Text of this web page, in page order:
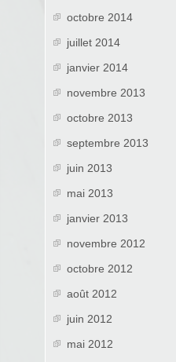
octobre 2014
juillet 2014
janvier 2014
novembre 2013
octobre 2013
septembre 2013
juin 2013
mai 2013
janvier 2013
novembre 2012
octobre 2012
août 2012
juin 2012
mai 2012